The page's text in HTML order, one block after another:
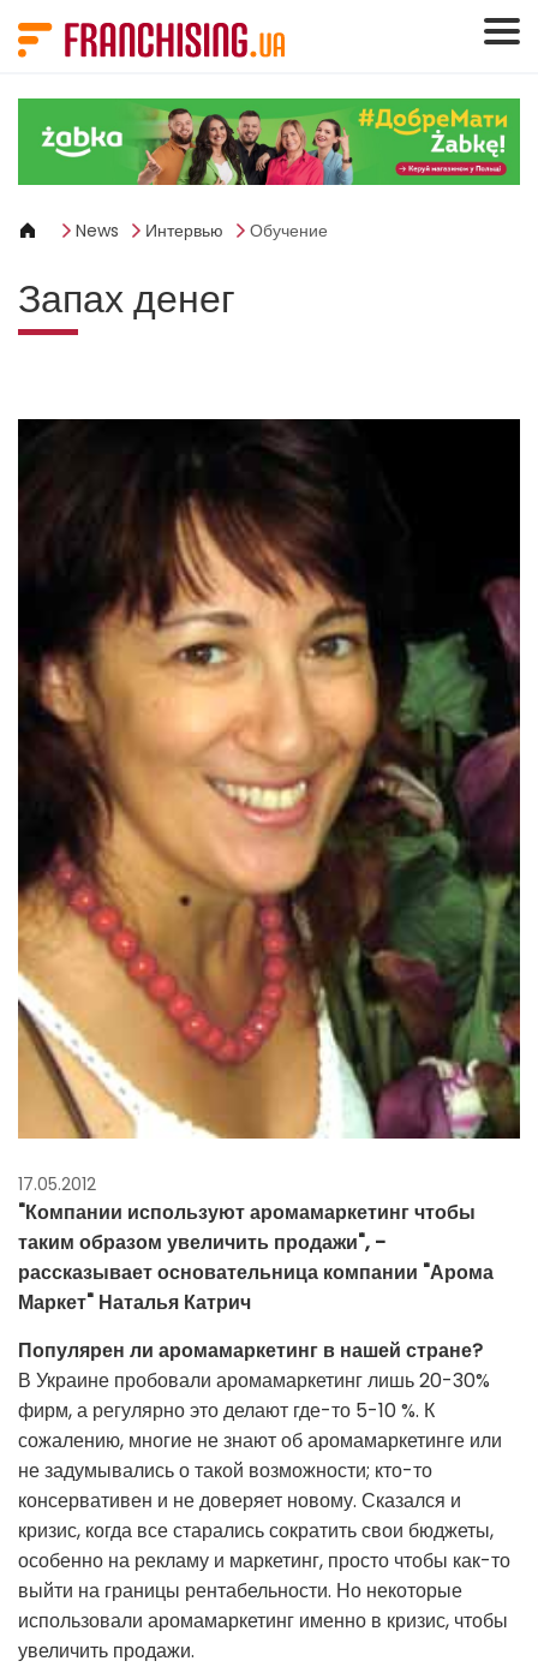
News Интервью Обучение
Запах денег
17.05.2012
"Компании используют аромамаркетинг чтобы
таким образом увеличить продажи", -
рассказывает основательница компании "Арома
Маркет" Наталья Катрич
Популярен ли аромамаркетинг в нашей стране?
В Украине пробовали аромамаркетинг лишь 20-30%
фирм, а регулярно это делают где-то 5-10 %. К
сожалению, многие не знают об аромамаркетинге или
не задумывались о такой возможности; кто-то
консервативен и не доверяет новому. Сказался и
кризис, когда все старались сократить свои бюджеты,
особенно на рекламу и маркетинг, просто чтобы как-то
выйти на границы рентабельности. Но некоторые
использовали аромамаркетинг именно в кризис, чтобы
увеличить продажи.